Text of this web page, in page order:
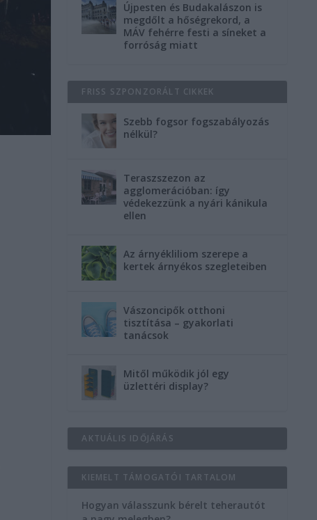
Újpesten és Budakalászon is
megdőlt a hőségrekord, a
MÁV fehérre festi a síneket a
forróság miatt
FRISS SZPONZORÁLT CIKKEK
Szebb fogsor fogszabályozás
nélkül?
Teraszszezon az
agglomerációban: így
védekezzünk a nyári kánikula
ellen
Az árnyékliliom szerepe a
kertek árnyékos szegleteiben
Vászoncipők otthoni
tisztítása – gyakorlati
tanácsok
Mitől működik jól egy
üzlettéri display?
AKTUÁLIS IDŐJÁRÁS
KIEMELT TÁMOGATÓI TARTALOM
Hogyan válasszunk bérelt teherautót